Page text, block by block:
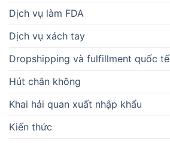
Dịch vụ làm FDA
Dịch vụ xách tay
Dropshipping và fulfillment quốc tế
Hút chân không
Khai hải quan xuất nhập khẩu
Kiến thức